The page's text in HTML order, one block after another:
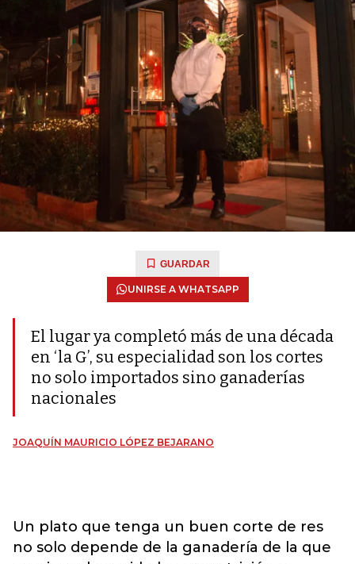
GUARDAR
UNIRSE A WHATSAPP
El lugar ya completó más de una década
en ‘la G’, su especialidad son los cortes
no solo importados sino ganaderías
nacionales
JOAQUÍN MAURICIO LÓPEZ BEJARANO
Un plato que tenga un buen corte de res
no solo depende de la ganadería de la que